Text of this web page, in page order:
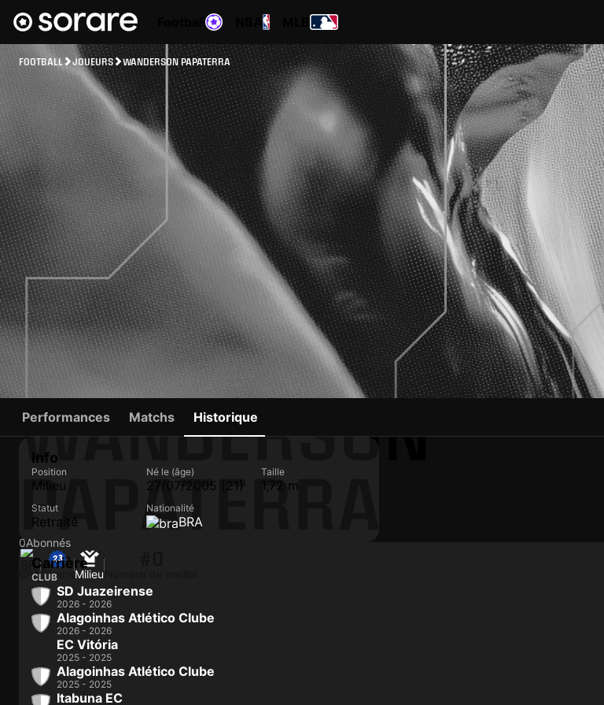
FOOTBALL JOUEURS WANDERSON PAPATERRA
WANDERSON
PAPATERRA
0Abonnés
BRA 21 ans Milieu
Performances Matchs Historique
Info
Position
Milieu
Né le (âge)
27/07/2005 (21)
Taille
1,72 m
Statut
Retraité
Nationalité
BRA
Carrière
CLUB
SD Juazeirense
2026 - 2026
Alagoinhas Atlético Clube
2026 - 2026
EC Vitória
2025 - 2025
Alagoinhas Atlético Clube
2025 - 2025
Itabuna EC